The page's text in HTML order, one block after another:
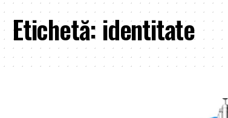
Etichetă: identitate